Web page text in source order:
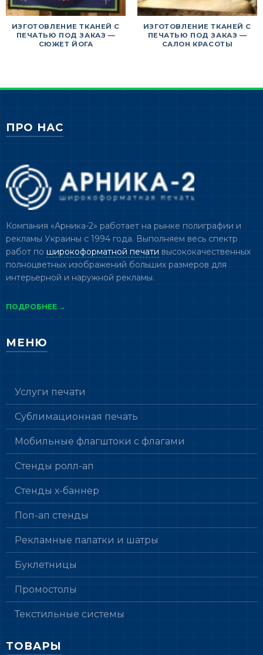
ИЗГОТОВЛЕНИЕ ТКАНЕЙ С
ПЕЧАТЬЮ ПОД ЗАКАЗ —
СЮЖЕТ ЙОГА
ИЗГОТОВЛЕНИЕ ТКАНЕЙ С
ПЕЧАТЬЮ ПОД ЗАКАЗ —
САЛОН КРАСОТЫ
ПРО НАС
Компания «Арника-2» работает на рынке полиграфии и
рекламы Украины с 1994 года. Выполняем весь спектр
работ по широкоформатной печати высококачественных
полноцветных изображений больших размеров для
интерьерной и наружной рекламы.
ПОДРОБНЕЕ →
МЕНЮ
Услуги печати
Сублимационная печать
Мобильные флагштоки с флагами
Стенды ролл-ап
Стенды х-баннер
Поп-ап стенды
Рекламные палатки и шатры
Буклетницы
Промостолы
Текстильные системы
ТОВАРЫ